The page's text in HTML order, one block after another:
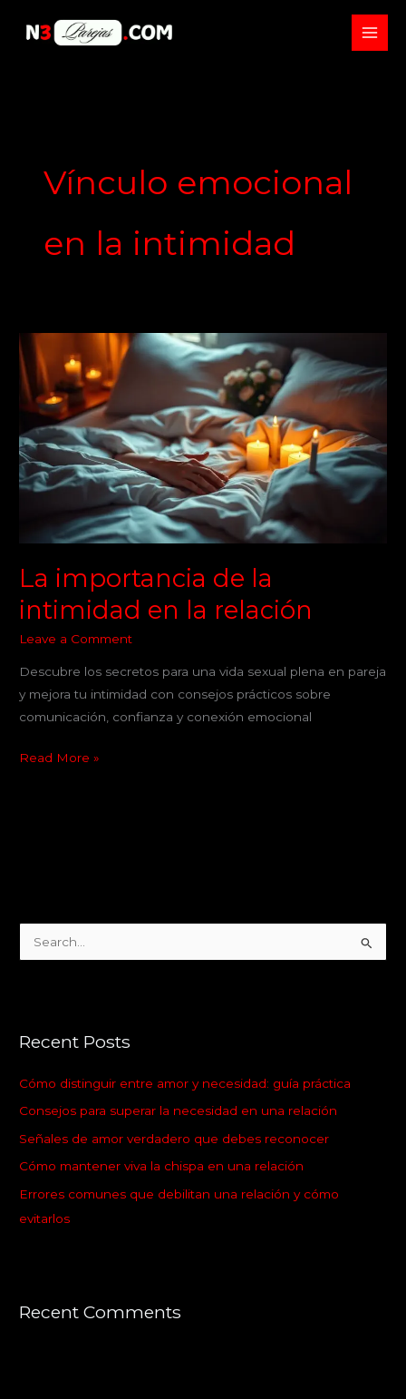
Vínculo emocional
en la intimidad
La importancia de la
intimidad en la relación
Leave a Comment
Descubre los secretos para una vida sexual plena en pareja
y mejora tu intimidad con consejos prácticos sobre
comunicación, confianza y conexión emocional
La
importancia
de
la
intimidad
en
la
Read More »
c
f
o
r
:
Recent Posts
Cómo distinguir entre amor y necesidad: guía práctica
Consejos para superar la necesidad en una relación
Señales de amor verdadero que debes reconocer
Cómo mantener viva la chispa en una relación
Errores comunes que debilitan una relación y cómo
evitarlos
Recent Comments